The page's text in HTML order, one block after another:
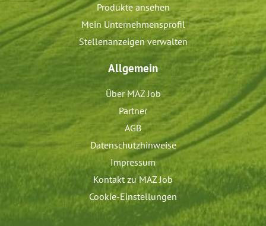
Produkte ansehen
Mein Unternehmensprofil
Stellenanzeigen verwalten
Allgemein
Über MAZ Job
Partner
AGB
Datenschutzhinweise
Impressum
Kontakt zu MAZ Job
Cookie-Einstellungen